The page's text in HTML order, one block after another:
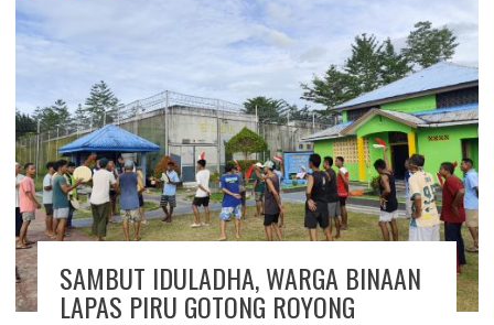
SAMBUT IDULADHA, WARGA BINAAN
LAPAS PIRU GOTONG ROYONG